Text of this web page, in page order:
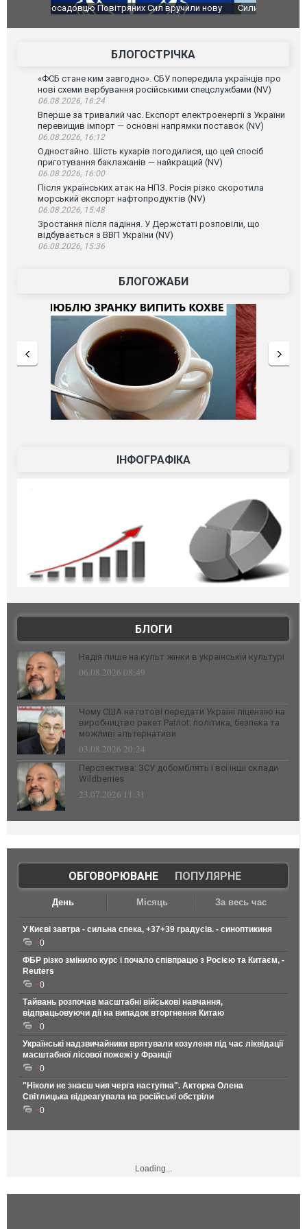
Сили оборони уразили Ярославський НПЗ:
атаку. ВІДЕО
Неймар
БЛОГОСТРІЧКА
«ФСБ стане ким завгодно». СБУ попередила українців про
нові схеми вербування російськими спецслужбами (NV)
06.08.2026, 16:24
Вперше за тривалий час. Експорт електроенергії з України
перевищив імпорт — основні напрямки поставок (NV)
06.08.2026, 16:12
Одностайно. Шість кухарів погодилися, що цей спосіб
приготування баклажанів — найкращий (NV)
06.08.2026, 16:00
Після українських атак на НПЗ. Росія різко скоротила
морський експорт нафтопродуктів (NV)
06.08.2026, 15:48
Зростання після падіння. У Держстаті розповіли, що
відбувається з ВВП України (NV)
06.08.2026, 15:36
БЛОГОЖАБИ
ІНФОГРАФІКА
БЛОГИ
Надія лише на культ жінки в українській культурі
06.08.2026 08:49
Чому США не готові передати Україні ліцензію на
виробництво ракет Patriot: політика, безпека та
можливі альтернативи
03.08.2026 20:24
Перспектива: ЗСУ добомблять і всі інші склади
Wildberries
23.07.2026 11:31
ОБГОВОРЮВАНЕ| ПОПУЛЯРНЕ
День Місяць За весь час
У Києві завтра - сильна спека, +37+39 градусів. - синоптикиня
0
ФБР різко змінило курс і почало співпрацю з Росією та Китаєм, -
Reuters
0
Тайвань розпочав масштабні військові навчання,
відпрацьовуючи дії на випадок вторгнення Китаю
0
Українські надзвичайники врятували козуленя під час ліквідації
масштабної лісової пожежі у Франції
0
"Ніколи не знаєш чия черга наступна". Акторка Олена
Світлицька відреагувала на російські обстріли
0
Loading...